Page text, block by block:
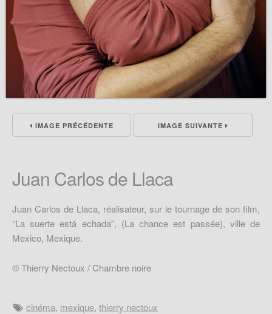
IMAGE PRÉCÉDENTE IMAGE SUIVANTE
Juan Carlos de Llaca
Juan Carlos de Llaca, réalisateur, sur le tournage de son film,
“La suerte está echada”, (La chance est passée), ville de
Mexico, Mexique.
© Thierry Nectoux / Chambre noire
cinéma, mexique,thierry nectoux